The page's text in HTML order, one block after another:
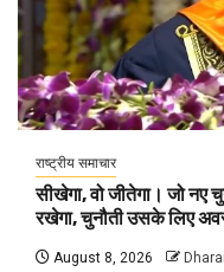
राष्ट्रीय समाचार
सीखेगा, वो जीतेगा। जो नए
रखेगा, चुनौती उसके लिए
August 8, 2026